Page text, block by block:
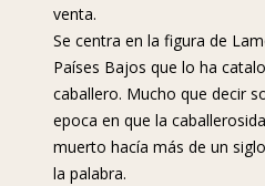
venta.
Se centra en la figura de
Países Bajos que lo ha
caballero. Mucho que decir
epoca en que la
muerto hacía más de un
la palabra.